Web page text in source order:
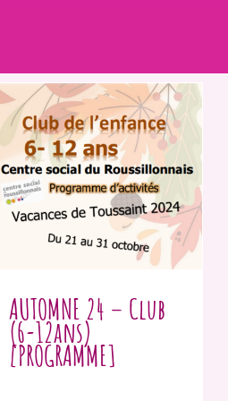
AUTOMNE 24 – Club
(6-12ans)
[PROGRAMME]